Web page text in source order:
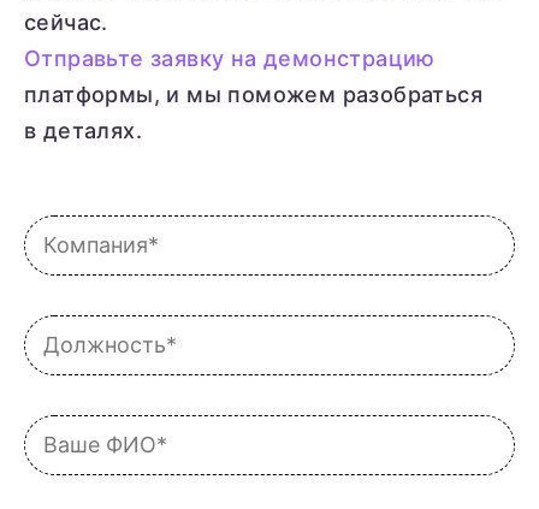
сейчас.
Отправьте заявку на демонстрацию
платформы, и мы поможем разобраться
в деталях.